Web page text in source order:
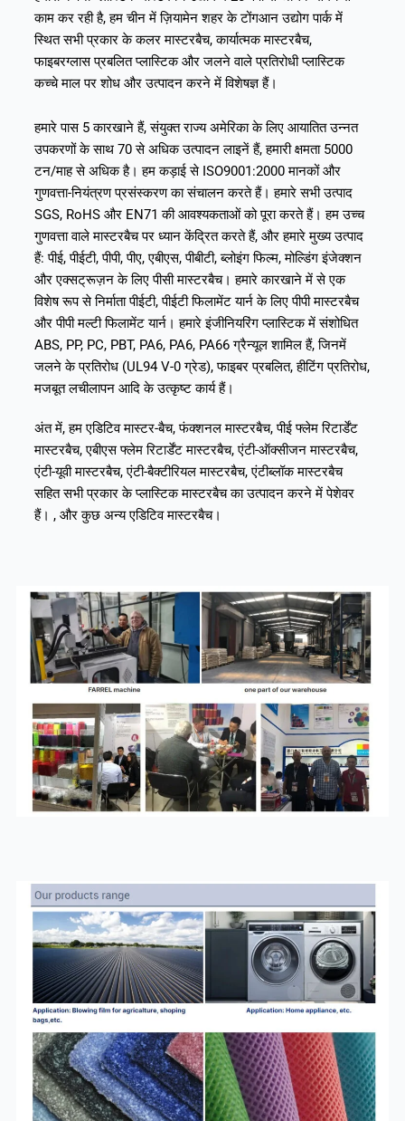
काम कर रही है, हम चीन में ज़ियामेन शहर के टोंगआन उद्योग पार्क में
स्थित सभी प्रकार के कलर मास्टरबैच, कार्यात्मक मास्टरबैच,
फाइबरग्लास प्रबलित प्लास्टिक और जलने वाले प्रतिरोधी प्लास्टिक
कच्चे माल पर शोध और उत्पादन करने में विशेषज्ञ हैं।
हमारे पास 5 कारखाने हैं, संयुक्त राज्य अमेरिका के लिए आयातित उन्नत
उपकरणों के साथ 70 से अधिक उत्पादन लाइनें हैं, हमारी क्षमता 5000
टन/माह से अधिक है। हम कड़ाई से ISO9001:2000 मानकों और
गुणवत्ता-नियंत्रण प्रसंस्करण का संचालन करते हैं। हमारे सभी उत्पाद
SGS, RoHS और EN71 की आवश्यकताओं को पूरा करते हैं। हम उच्च
गुणवत्ता वाले मास्टरबैच पर ध्यान केंद्रित करते हैं, और हमारे मुख्य उत्पाद
हैं: पीई, पीईटी, पीपी, पीए, एबीएस, पीबीटी, ब्लोइंग फिल्म, मोल्डिंग इंजेक्शन
और एक्सट्रूज़न के लिए पीसी मास्टरबैच। हमारे कारखाने में से एक
विशेष रूप से निर्माता पीईटी, पीईटी फिलामेंट यार्न के लिए पीपी मास्टरबैच
और पीपी मल्टी फिलामेंट यार्न। हमारे इंजीनियरिंग प्लास्टिक में संशोधित
ABS, PP, PC, PBT, PA6, PA6, PA66 ग्रैन्यूल शामिल हैं, जिनमें
जलने के प्रतिरोध (UL94 V-0 ग्रेड), फाइबर प्रबलित, हीटिंग प्रतिरोध,
मजबूत लचीलापन आदि के उत्कृष्ट कार्य हैं।
अंत में, हम एडिटिव मास्टर-बैच, फंक्शनल मास्टरबैच, पीई फ्लेम रिटार्डेंट
मास्टरबैच, एबीएस फ्लेम रिटार्डेंट मास्टरबैच, एंटी-ऑक्सीजन मास्टरबैच,
एंटी-यूवी मास्टरबैच, एंटी-बैक्टीरियल मास्टरबैच, एंटीब्लॉक मास्टरबैच
सहित सभी प्रकार के प्लास्टिक मास्टरबैच का उत्पादन करने में पेशेवर
हैं। , और कुछ अन्य एडिटिव मास्टरबैच।